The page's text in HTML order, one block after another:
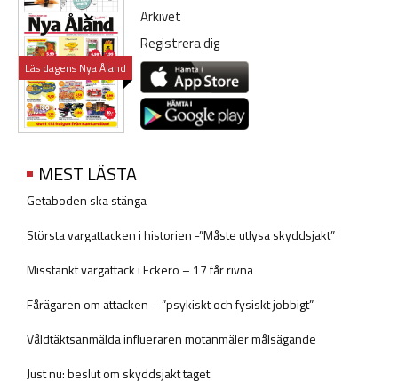
Läs dagens Nya Åland
Arkivet
Registrera dig
MEST LÄSTA
Getaboden ska stänga
Största vargattacken i historien -”Måste utlysa skyddsjakt”
Misstänkt vargattack i Eckerö – 17 får rivna
Fårägaren om attacken – ”psykiskt och fysiskt jobbigt”
Våldtäktsanmälda influeraren motanmäler målsägande
Just nu: beslut om skyddsjakt taget